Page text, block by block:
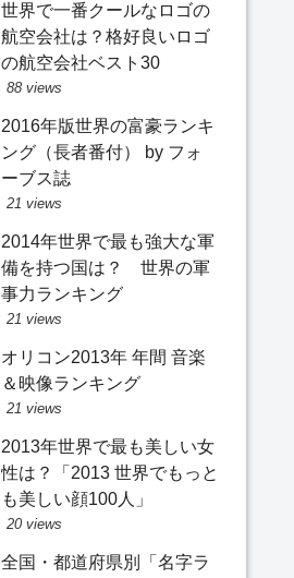
世界で一番クールなロゴの
航空会社は？格好良いロゴ
の航空会社ベスト30
88 views
2016年版世界の富豪ランキ
ング（長者番付） by フォ
ーブス誌
21 views
2014年世界で最も強大な軍
備を持つ国は？ 世界の軍
事力ランキング
21 views
オリコン2013年 年間 音楽
＆映像ランキング
21 views
2013年世界で最も美しい女
性は？「2013 世界でもっと
も美しい顔100人」
20 views
全国・都道府県別「名字ラ